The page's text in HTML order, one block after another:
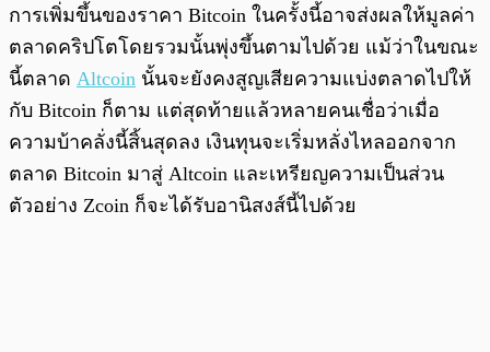
การเพิ่มขึ้นของราคา Bitcoin ในครั้งนี้อาจส่งผลให้มูลค่า
ตลาดคริปโตโดยรวมนั้นพุ่งขึ้นตามไปด้วย แม้ว่าในขณะ
นี้ตลาด Altcoin นั้นจะยังคงสูญเสียความแบ่งตลาดไปให้
กับ Bitcoin ก็ตาม แต่สุดท้ายแล้วหลายคนเชื่อว่าเมื่อ
ความบ้าคลั่งนี้สิ้นสุดลง เงินทุนจะเริ่มหลั่งไหลออกจาก
ตลาด Bitcoin มาสู่ Altcoin และเหรียญความเป็นส่วน
ตัวอย่าง Zcoin ก็จะได้รับอานิสงส์นี้ไปด้วย